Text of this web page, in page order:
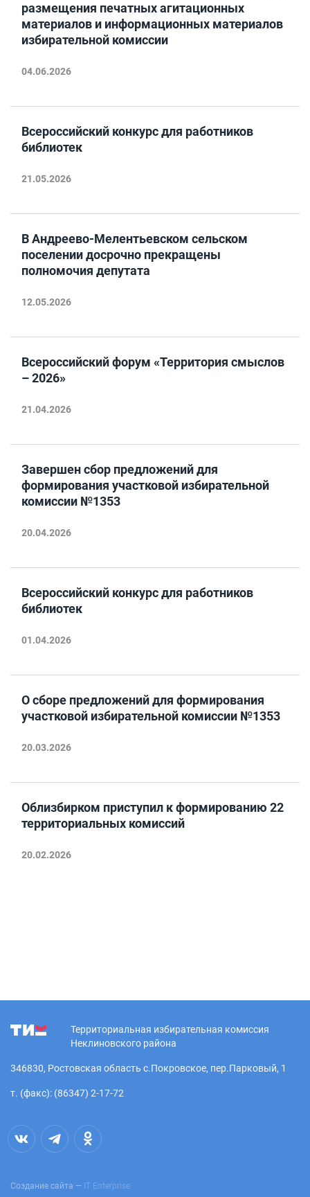
размещения печатных агитационных
материалов и информационных материалов
избирательной комиссии
04.06.2026
Всероссийский конкурс для работников
библиотек
21.05.2026
В Андреево-Мелентьевском сельском
поселении досрочно прекращены
полномочия депутата
12.05.2026
Всероссийский форум «Территория смыслов
– 2026»
21.04.2026
Завершен сбор предложений для
формирования участковой избирательной
комиссии №1353
20.04.2026
Всероссийский конкурс для работников
библиотек
01.04.2026
О сборе предложений для формирования
участковой избирательной комиссии №1353
20.03.2026
Облизбирком приступил к формированию 22
территориальных комиссий
20.02.2026
Территориальная избирательная комиссия
Неклиновского района
346830, Ростовская область с.Покровское, пер.Парковый, 1
т. (факс): (86347) 2-17-72
Создание сайта — IT Enterprise